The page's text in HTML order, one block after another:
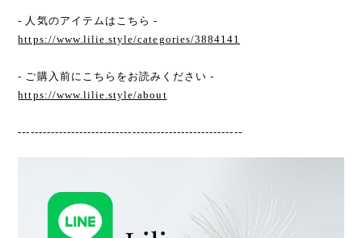
- 人気のアイテムはこちら -
https://www.lilie.style/categories/3884141
- ご購入前にこちらをお読みください -
https://www.lilie.style/about
-------------------------------------------------------